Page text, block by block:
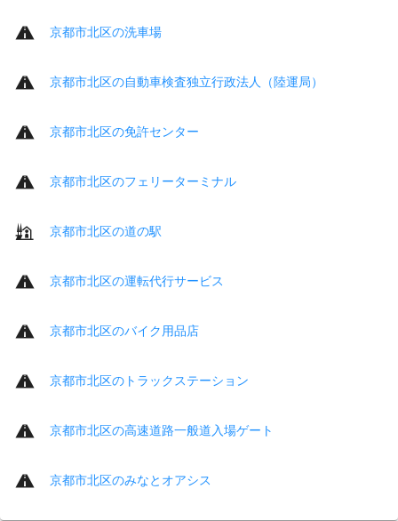
京都市北区の洗車場
京都市北区の自動車検査独立行政法人（陸運局）
京都市北区の免許センター
京都市北区のフェリーターミナル
京都市北区の道の駅
京都市北区の運転代行サービス
京都市北区のバイク用品店
京都市北区のトラックステーション
京都市北区の高速道路一般道入場ゲート
京都市北区のみなとオアシス